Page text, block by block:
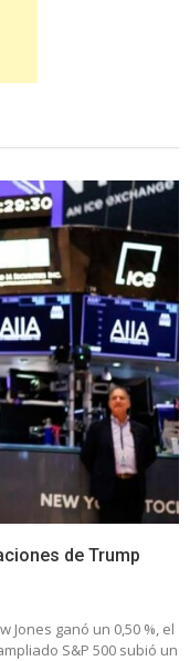
de Trump
Jones ganó un 0,50 %, el
S&P 500 subió un